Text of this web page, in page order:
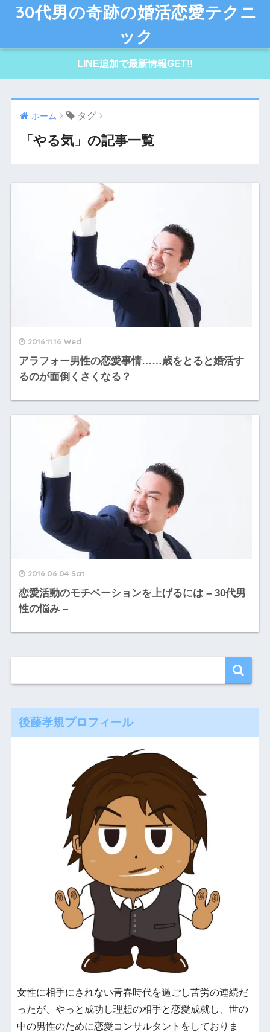
30代男の奇跡の婚活恋愛テクニ
ック
LINE追加で最新情報GET!!
ホーム タグ
「やる気」の記事一覧
2016.11.16 Wed
アラフォー男性の恋愛事情……歳をとると婚活す
るのが面倒くさくなる？
2016.06.04 Sat
恋愛活動のモチベーションを上げるには – 30代男
性の悩み –
後藤孝規プロフィール
女性に相手にされない青春時代を過ごし苦労の連続だ
ったが、やっと成功し理想の相手と恋愛成就し、世の
中の男性のために恋愛コンサルタントをしておりま